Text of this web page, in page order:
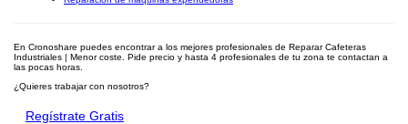
En Cronoshare puedes encontrar a los mejores profesionales de Reparar Cafeteras
Industriales | Menor coste. Pide precio y hasta 4 profesionales de tu zona te contactan a
las pocas horas.
¿Quieres trabajar con nosotros?
Regístrate Gratis